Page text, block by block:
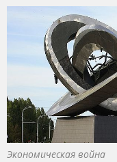
Экономическая война